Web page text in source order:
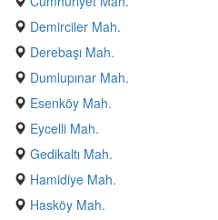
Demirciler Mah.
Derebaşı Mah.
Dumlupınar Mah.
Esenköy Mah.
Eycelli Mah.
Gedikaltı Mah.
Hamidiye Mah.
Hasköy Mah.